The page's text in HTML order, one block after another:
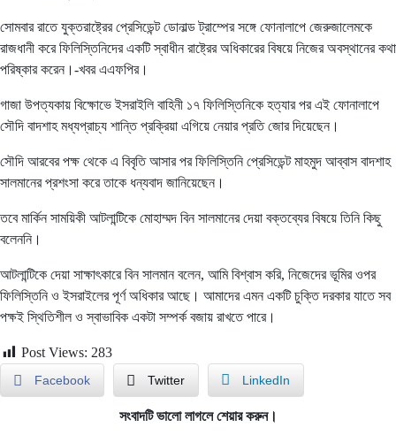
সোমবার রাতে যুক্তরাষ্ট্রের প্রেসিডেন্ট ডোনাল্ড ট্রাম্পের সঙ্গে ফোনালাপে জেরুজালেমকে
রাজধানী করে ফিলিস্তিনিদের একটি স্বাধীন রাষ্ট্রের অধিকারের বিষয়ে নিজের অবস্থানের কথা
পরিষ্কার করেন।-খবর এএফপির।
গাজা উপত্যকায় বিক্ষোভে ইসরাইলি বাহিনী ১৭ ফিলিস্তিনিকে হত্যার পর এই ফোনালাপে
সৌদি বাদশাহ মধ্যপ্রাচ্য শান্তি প্রক্রিয়া এগিয়ে নেয়ার প্রতি জোর দিয়েছেন।
সৌদি আরবের পক্ষ থেকে এ বিবৃতি আসার পর ফিলিস্তিনি প্রেসিডেন্ট মাহমুদ আব্বাস বাদশাহ
সালমানের প্রশংসা করে তাকে ধন্যবাদ জানিয়েছেন।
তবে মার্কিন সাময়িকী আটলান্টিকে মোহাম্মদ বিন সালমানের দেয়া বক্তব্যের বিষয়ে তিনি কিছু
বলেননি।
আটলান্টিকে দেয়া সাক্ষাৎকারে বিন সালমান বলেন, আমি বিশ্বাস করি, নিজেদের ভূমির ওপর
ফিলিস্তিনি ও ইসরাইলের পূর্ণ অধিকার আছে। আমাদের এমন একটি চুক্তি দরকার যাতে সব
পক্ষই স্থিতিশীল ও স্বাভাবিক একটা সম্পর্ক বজায় রাখতে পারে।
Post Views: 283
Facebook Twitter LinkedIn
সংবাদটি ভালো লাগলে শেয়ার করুন।